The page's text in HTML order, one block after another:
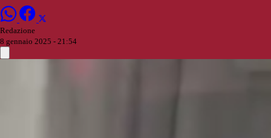
Redazione
8 gennaio 2025 - 21:54